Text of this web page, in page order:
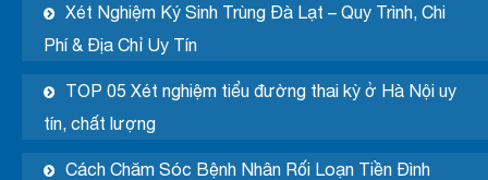
Xét Nghiệm Ký Sinh Trùng Đà Lạt – Quy Trình, Chi
Phí & Địa Chỉ Uy Tín
TOP 05 Xét nghiệm tiểu đường thai kỳ ở Hà Nội uy
tín, chất lượng
Cách Chăm Sóc Bệnh Nhân Rối Loạn Tiền Đình